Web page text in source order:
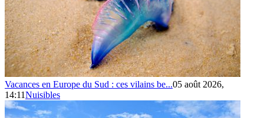
Vacances en Europe du Sud : ces vilains be...05 août 2026,
14:11Nuisibles